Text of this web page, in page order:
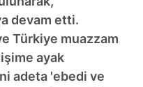
devam etti.
Türkiye muazzam
ayak
adeta 'ebedi ve